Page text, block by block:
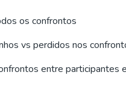
os confrontos
vs perdidos nos
entre participantes